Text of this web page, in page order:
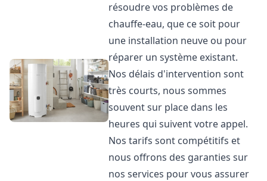
résoudre vos problèmes de
chauffe-eau, que ce soit pour
une installation neuve ou pour
réparer un système existant.
Nos délais d'intervention sont
très courts, nous sommes
souvent sur place dans les
heures qui suivent votre appel.
Nos tarifs sont compétitifs et
nous offrons des garanties sur
nos services pour vous assurer